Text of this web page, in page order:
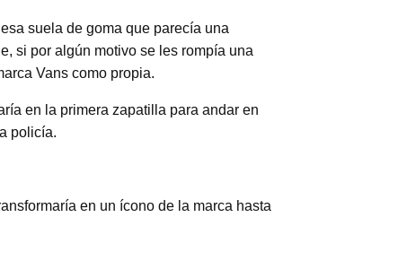
suela de goma que parecía una
si por algún motivo se les rompía una
Vans como propia.
en la primera zapatilla para andar en
policía.
en un ícono de la marca hasta